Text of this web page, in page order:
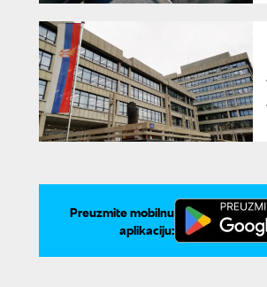
Preuzmite mobilnu
aplikaciju: